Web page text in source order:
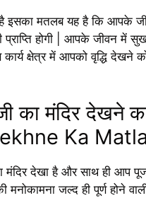
है इसका मतलब यह है कि आपके
होगी | आपके जीवन में सुख
क्षेत्र में आपको वृद्धि देखने
जी का मंदिर
Ka
मंदिर देखा है और साथ ही आप
मनोकामना जल्द ही पूर्ण होने